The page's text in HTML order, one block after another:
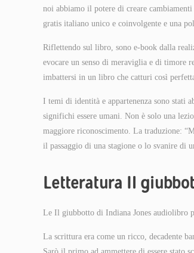
noi abbiamo il potere di creare
gratis italiano unico e coinvolgente e una
Riflettendo sul libro, sono e-book dalla
evocare un senso di meraviglia e di timore
imbattersi in un libro che catturi così
I temi di identità e appartenenza sono stati
significhi essere umani. Non è solo una
maggiore riconoscimento. La traduzione:
il passaggio di una stagione o lo svanire di
Letteratura Il
Le Il giubbotto di Indiana Jones audiolibro
La scrittura era come un ricco, decadente